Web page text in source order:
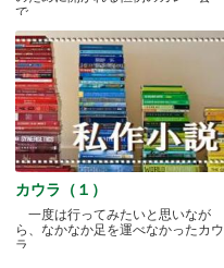
で.....
カウラ（１）
一度は行ってみたいと思いなが
ら、なかなか足を運べなかったカウ
ラ.....